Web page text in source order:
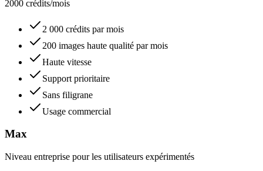
2000 crédits/mois
2 000 crédits par mois
200 images haute qualité par mois
Haute vitesse
Support prioritaire
Sans filigrane
Usage commercial
Max
Niveau entreprise pour les utilisateurs expérimentés